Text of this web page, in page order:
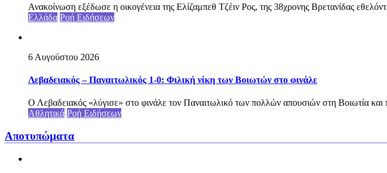
Ανακοίνωση εξέδωσε η οικογένεια της Ελίζαμπεθ Τζέιν Ρος, της 38χρονης Βρετανίδας
Ελλάδα Ροή Ειδήσεων
6 Αυγούστου 2026
Λεβαδειακός – Παναιτωλικός 1-0: Φιλική νίκη των Βοιωτών στο φινάλε
Ο Λεβαδειακός «λύγισε» στο φινάλε τον Παναιτωλικό των πολλών απουσιών στη Βοιωτία και
Αθλητικά Ροή Ειδήσεων
Αποτυπώματα